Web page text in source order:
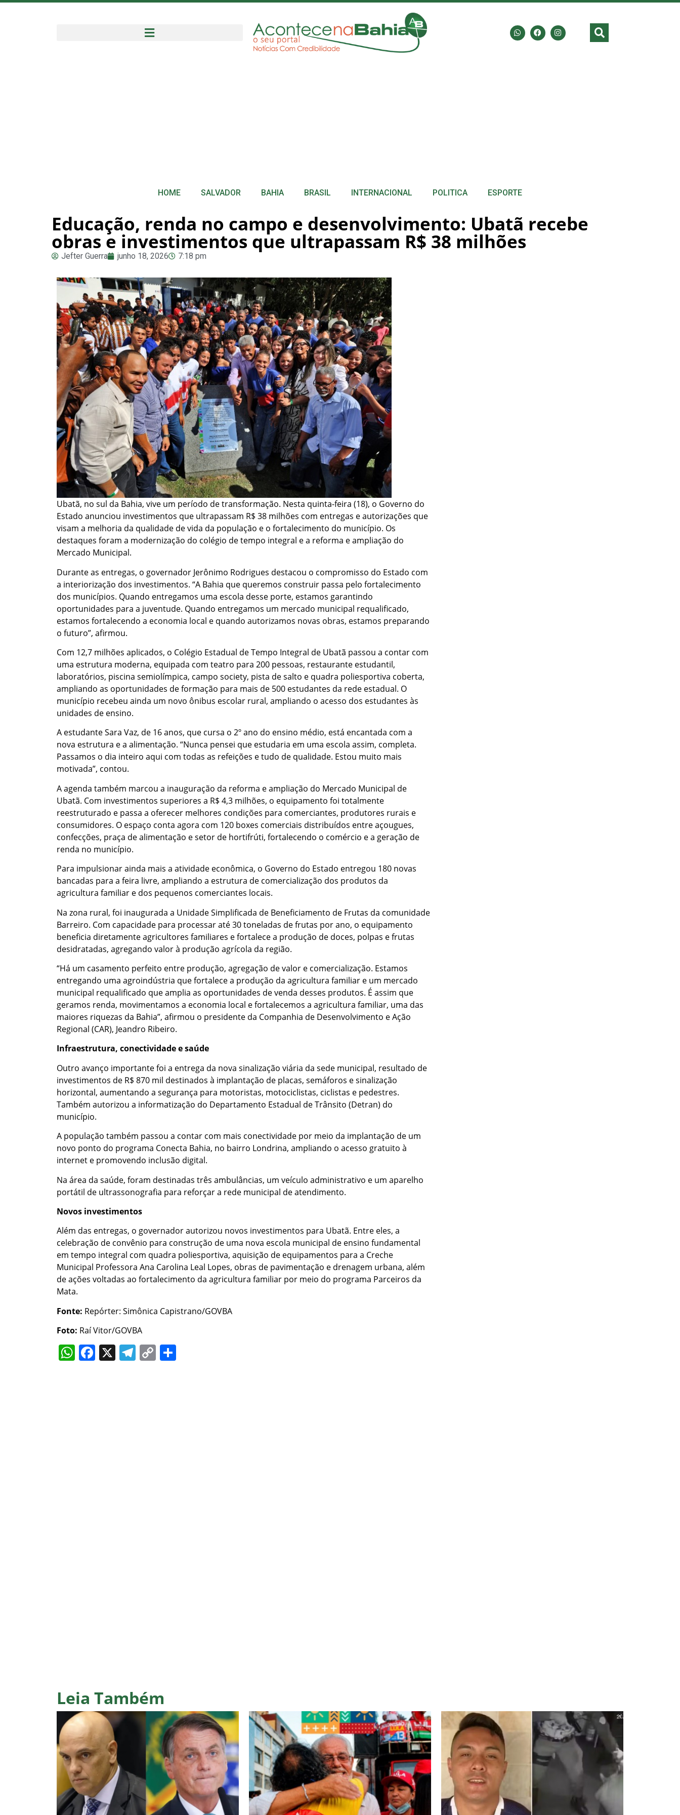
HOME SALVADOR BAHIA BRASIL INTERNACIONAL POLITICA ESPORTE
Educação, renda no campo e desenvolvimento: Ubatã recebe
obras e investimentos que ultrapassam R$ 38 milhões
Jefter Guerra junho 18, 2026 7:18 pm
Ubatã, no sul da Bahia, vive um período de transformação. Nesta quinta-feira (18), o Governo do
Estado anunciou investimentos que ultrapassam R$ 38 milhões com entregas e autorizações que
visam a melhoria da qualidade de vida da população e o fortalecimento do município. Os
destaques foram a modernização do colégio de tempo integral e a reforma e ampliação do
Mercado Municipal.
Durante as entregas, o governador Jerônimo Rodrigues destacou o compromisso do Estado com
a interiorização dos investimentos. “A Bahia que queremos construir passa pelo fortalecimento
dos municípios. Quando entregamos uma escola desse porte, estamos garantindo
oportunidades para a juventude. Quando entregamos um mercado municipal requalificado,
estamos fortalecendo a economia local e quando autorizamos novas obras, estamos preparando
o futuro”, afirmou.
Com 12,7 milhões aplicados, o Colégio Estadual de Tempo Integral de Ubatã passou a contar com
uma estrutura moderna, equipada com teatro para 200 pessoas, restaurante estudantil,
laboratórios, piscina semiolímpica, campo society, pista de salto e quadra poliesportiva coberta,
ampliando as oportunidades de formação para mais de 500 estudantes da rede estadual. O
município recebeu ainda um novo ônibus escolar rural, ampliando o acesso dos estudantes às
unidades de ensino.
A estudante Sara Vaz, de 16 anos, que cursa o 2º ano do ensino médio, está encantada com a
nova estrutura e a alimentação. “Nunca pensei que estudaria em uma escola assim, completa.
Passamos o dia inteiro aqui com todas as refeições e tudo de qualidade. Estou muito mais
motivada”, contou.
A agenda também marcou a inauguração da reforma e ampliação do Mercado Municipal de
Ubatã. Com investimentos superiores a R$ 4,3 milhões, o equipamento foi totalmente
reestruturado e passa a oferecer melhores condições para comerciantes, produtores rurais e
consumidores. O espaço conta agora com 120 boxes comerciais distribuídos entre açougues,
confecções, praça de alimentação e setor de hortifrúti, fortalecendo o comércio e a geração de
renda no município.
Para impulsionar ainda mais a atividade econômica, o Governo do Estado entregou 180 novas
bancadas para a feira livre, ampliando a estrutura de comercialização dos produtos da
agricultura familiar e dos pequenos comerciantes locais.
Na zona rural, foi inaugurada a Unidade Simplificada de Beneficiamento de Frutas da comunidade
Barreiro. Com capacidade para processar até 30 toneladas de frutas por ano, o equipamento
beneficia diretamente agricultores familiares e fortalece a produção de doces, polpas e frutas
desidratadas, agregando valor à produção agrícola da região.
“Há um casamento perfeito entre produção, agregação de valor e comercialização. Estamos
entregando uma agroindústria que fortalece a produção da agricultura familiar e um mercado
municipal requalificado que amplia as oportunidades de venda desses produtos. É assim que
geramos renda, movimentamos a economia local e fortalecemos a agricultura familiar, uma das
maiores riquezas da Bahia”, afirmou o presidente da Companhia de Desenvolvimento e Ação
Regional (CAR), Jeandro Ribeiro.
Infraestrutura, conectividade e saúde
Outro avanço importante foi a entrega da nova sinalização viária da sede municipal, resultado de
investimentos de R$ 870 mil destinados à implantação de placas, semáforos e sinalização
horizontal, aumentando a segurança para motoristas, motociclistas, ciclistas e pedestres.
Também autorizou a informatização do Departamento Estadual de Trânsito (Detran) do
município.
A população também passou a contar com mais conectividade por meio da implantação de um
novo ponto do programa Conecta Bahia, no bairro Londrina, ampliando o acesso gratuito à
internet e promovendo inclusão digital.
Na área da saúde, foram destinadas três ambulâncias, um veículo administrativo e um aparelho
portátil de ultrassonografia para reforçar a rede municipal de atendimento.
Novos investimentos
Além das entregas, o governador autorizou novos investimentos para Ubatã. Entre eles, a
celebração de convênio para construção de uma nova escola municipal de ensino fundamental
em tempo integral com quadra poliesportiva, aquisição de equipamentos para a Creche
Municipal Professora Ana Carolina Leal Lopes, obras de pavimentação e drenagem urbana, além
de ações voltadas ao fortalecimento da agricultura familiar por meio do programa Parceiros da
Mata.
Fonte: Repórter: Simônica Capistrano/GOVBA
Foto: Raí Vitor/GOVBA
WhatsApp
Facebook
X Telegram
Copy
Leia Também